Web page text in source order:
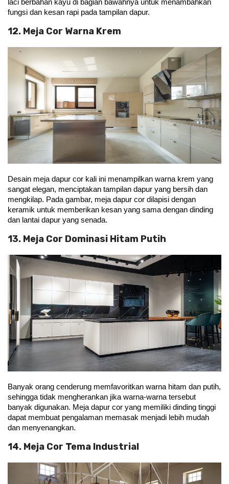
laci berbahan kayu di bagian bawahnya untuk menambahkan
fungsi dan kesan rapi pada tampilan dapur.
12. Meja Cor Warna Krem
Desain meja dapur cor kali ini menampilkan warna krem yang
sangat elegan, menciptakan tampilan dapur yang bersih dan
mengkilap. Pada gambar, meja dapur cor dilapisi dengan
keramik untuk memberikan kesan yang sama dengan dinding
dan lantai dapur yang senada.
13. Meja Cor Dominasi Hitam Putih
Banyak orang cenderung memfavoritkan warna hitam dan putih,
sehingga tidak mengherankan jika warna-warna tersebut
banyak digunakan. Meja dapur cor yang memiliki dinding tinggi
dapat membuat pengalaman memasak menjadi lebih mudah
dan menyenangkan.
14. Meja Cor Tema Industrial